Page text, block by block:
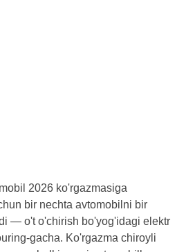
2026 ko'rgazmasiga
bir nechta avtomobilni bir
— o't o'chirish bo'yog'idagi elektr
gacha. Ko'rgazma chiroyli